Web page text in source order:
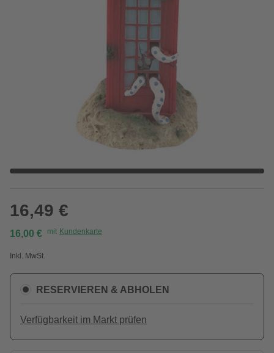
16,49 €
16,00 € mit Kundenkarte
Inkl. MwSt.
RESERVIEREN & ABHOLEN
Verfügbarkeit im Markt prüfen